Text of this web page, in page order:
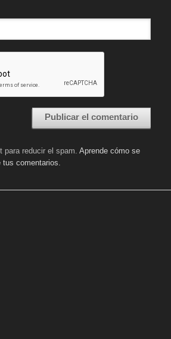
reducir el spam. Aprende cómo se
comentarios.